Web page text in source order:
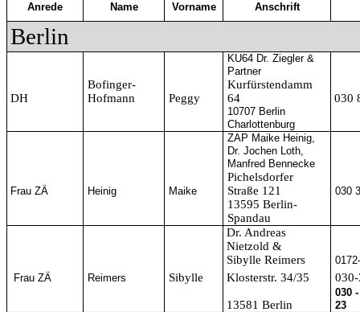
Anrede Name Vorname Anschrift
Berlin
KU64 Dr. Ziegler &
Partner
DH
Bofinger-
Hofmann
Peggy
Kurfürstendamm
64
030
10707 Berlin
Charlottenburg
ZAP Maike Heinig,
Dr. Jochen Loth,
Manfred Bennecke
Frau ZÄ Heinig Maike
Pichelsdorfer
Straße 121
030
13595 Berlin-
Spandau
Dr. Andreas
Nietzold &
Sibylle Reimers
Frau ZÄ
Reimers Sibylle Klosterstr. 34/35
13581 Berlin
030
23